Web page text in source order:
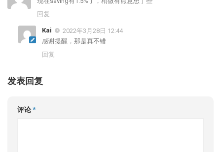
回复
Kai
2022年3月28日 12:44
感谢提醒，那是真不错
回复
发表回复
评论*